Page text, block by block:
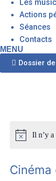
Les
Actions
Séances
Contacts
MENU
Dossier
Il n’y a
Cinéma